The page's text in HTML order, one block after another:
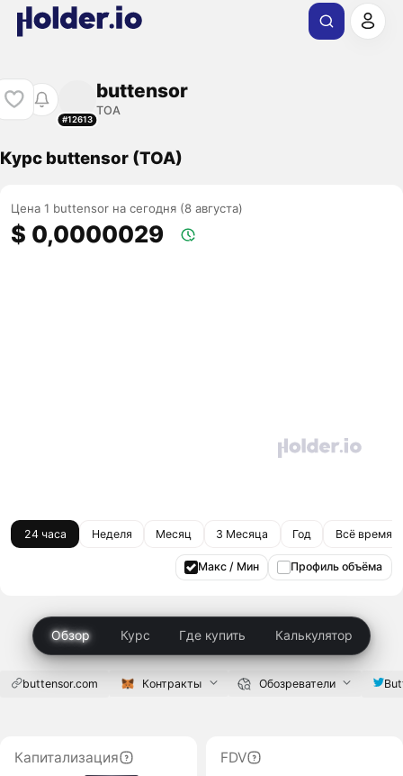
#12613
buttensor
TOA
Курс buttensor (TOA)
Цена 1 buttensor на сегодня (8 августа)
$ 0,0000029
24 часа Неделя Месяц 3 Месяца Год Всё время
Макс / Мин Профиль объёма
Обзор Курс Где купить Калькулятор
buttensor.com Контракты Обозреватели
Капитализация
FDV